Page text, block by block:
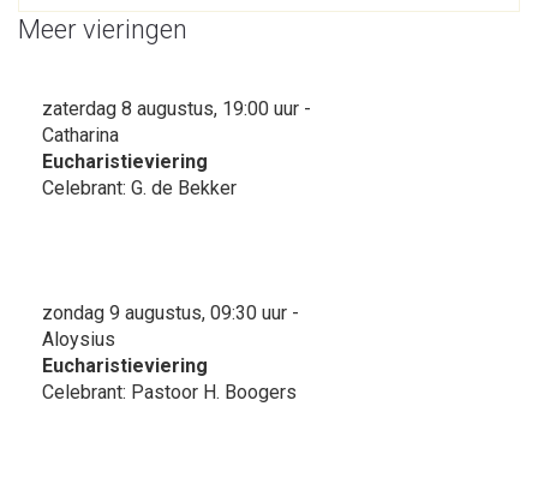
Meer vieringen
zaterdag 8 augustus, 19:00 uur -
Catharina
Eucharistieviering
Celebrant: G. de Bekker
zondag 9 augustus, 09:30 uur -
Aloysius
Eucharistieviering
Celebrant: Pastoor H. Boogers